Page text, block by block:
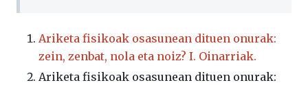
Ariketa fisikoak osasunean dituen onurak:
zein, zenbat, nola eta noiz? I. Oinarriak.
Ariketa fisikoak osasunean dituen onurak: